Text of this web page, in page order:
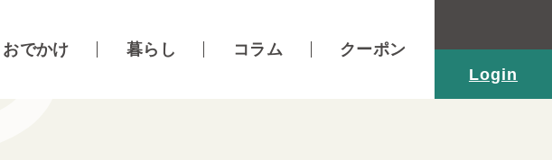
おでかけ 暮らし コラム
クーポン
Login